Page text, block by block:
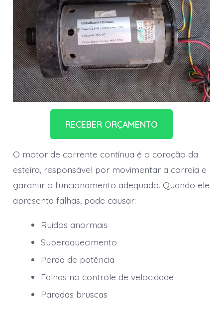
RECEBER ORÇAMENTO
O motor de corrente contínua é o coração da
esteira, responsável por movimentar a correia e
garantir o funcionamento adequado. Quando ele
apresenta falhas, pode causar:
Ruídos anormais
Superaquecimento
Perda de potência
Falhas no controle de velocidade
Paradas bruscas